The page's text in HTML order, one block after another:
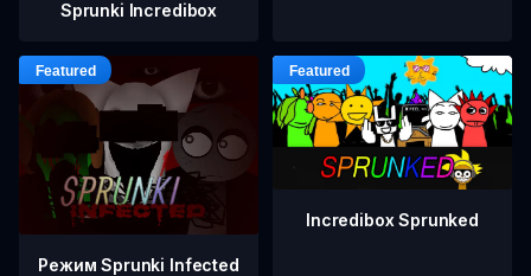
Sprunki Incredibox
Режим Sprunki Infected
Incredibox Sprunked